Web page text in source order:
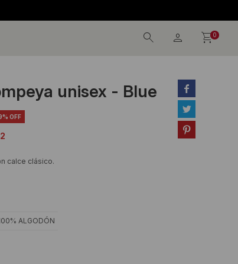
0
unisex - Blue
calce clásico.
ALGODÓN


